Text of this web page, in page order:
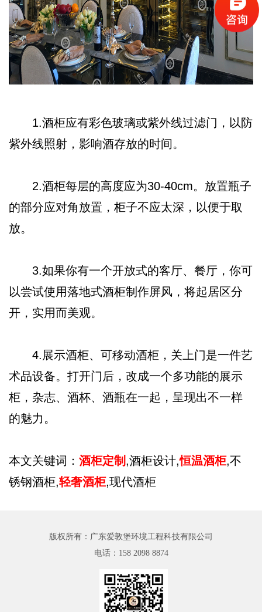
1.酒柜应有彩色玻璃或紫外线过滤门，以防
紫外线照射，影响酒存放的时间。
2.酒柜每层的高度应为30-40cm。放置瓶子
的部分应对角放置，柜子不应太深，以便于取
放。
3.如果你有一个开放式的客厅、餐厅，你可
以尝试使用落地式酒柜制作屏风，将起居区分
开，实用而美观。
4.展示酒柜、可移动酒柜，关上门是一件艺
术品设备。打开门后，改成一个多功能的展示
柜，杂志、酒杯、酒瓶在一起，呈现出不一样
的魅力。
本文关键词：酒柜定制 ,酒柜设计,恒温酒柜,不
锈钢酒柜,轻奢酒柜,现代酒柜
版权所有：广东爱敦堡环境工程科技有限公司
电话： 158 2098 8874